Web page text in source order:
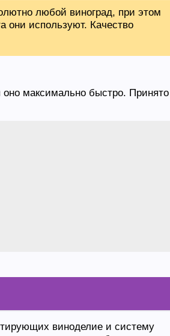
любой виноград, при этом
они используют. Качество
оно максимально быстро. Принято
виноделие и систему